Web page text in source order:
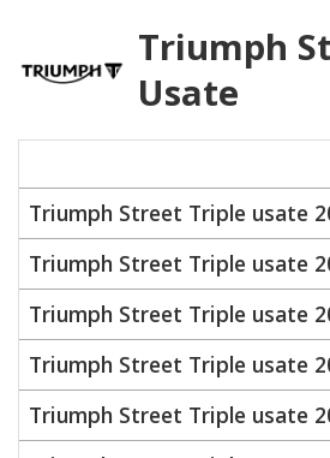
Triumph
Usate
Triumph Street Triple usate
Triumph Street Triple usate
Triumph Street Triple usate
Triumph Street Triple usate
Triumph Street Triple usate